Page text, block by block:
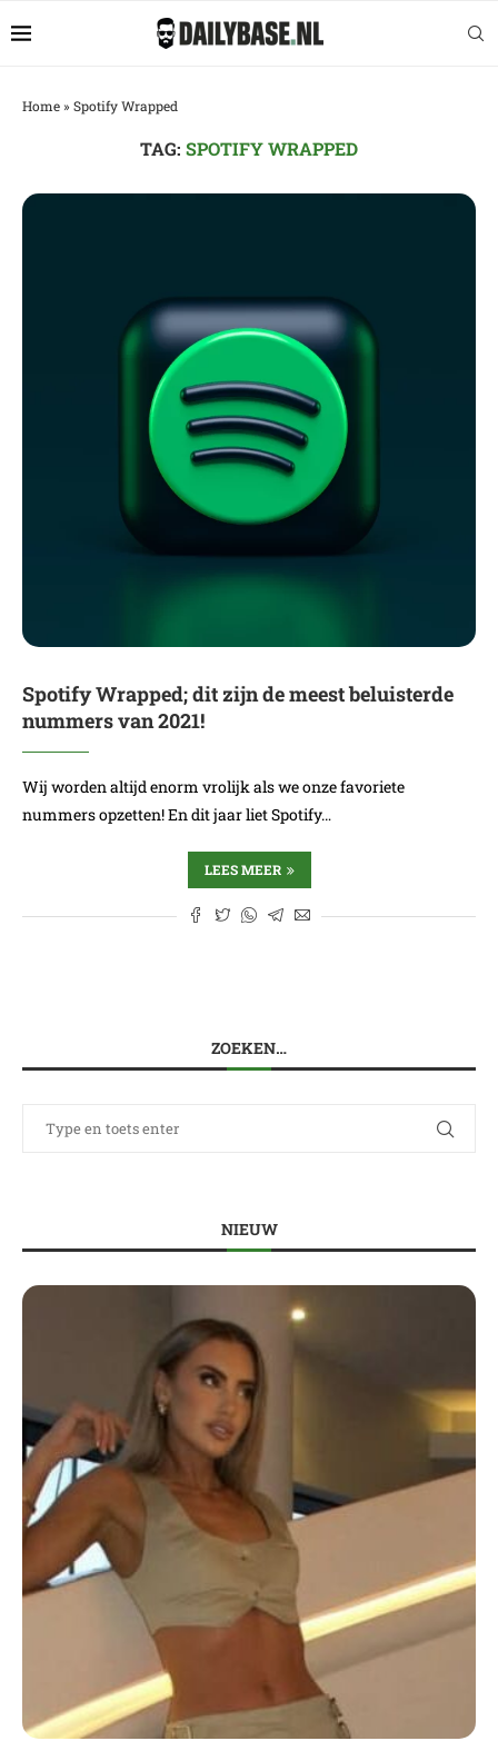
Home» Spotify Wrapped
TAG: SPOTIFY WRAPPED
Spotify Wrapped; dit zijn de meest beluisterde
nummers van 2021!
Wij worden altijd enorm vrolijk als we onze favoriete
nummers opzetten! En dit jaar liet Spotify…
LEES MEER
ZOEKEN…
NIEUW